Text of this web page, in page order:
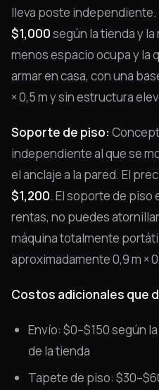
lleva poste independiente.
$1,000según la tienda y
menos espacio ocupa y la
armar en casa, con una
× 0,5 m y sin estructura
Soporte de piso:
independiente al que se
el anclaje a la pared. El
$1,200. El soporte de piso
rentas, no puedes
máquina totalmente
aproximadamente 0,9 m ×
Costos adicionales que
Envío: $0–$150 según
de la tienda
Tapete de piso: